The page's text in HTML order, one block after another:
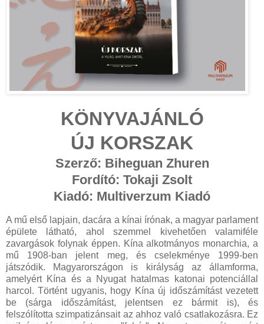
KÖNYVAJÁNLÓ
ÚJ KORSZAK
Szerző: Biheguan Zhuren
Fordító: Tokaji Zsolt
Kiadó: Multiverzum Kiadó
A mű első lapjain, dacára a kínai írónak, a magyar parlament
épülete látható, ahol szemmel kivehetően valamiféle
zavargások folynak éppen. Kína alkotmányos monarchia, a
mű 1908-ban jelent meg, és cselekménye 1999-ben
játszódik. Magyarországon is királyság az államforma,
amelyért Kína és a Nyugat hatalmas katonai potenciállal
harcol. Történt ugyanis, hogy Kína új időszámítást vezetett
be (sárga időszámítást, jelentsen ez bármit is), és
felszólította szimpatizánsait az ahhoz való csatlakozásra. Ez